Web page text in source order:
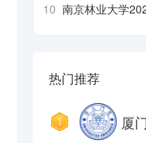
10 南京林业大学
热门推荐
厦